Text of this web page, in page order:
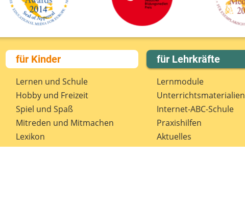
für Kinder
Lernen und Schule
Hobby und Freizeit
Spiel und Spaß
Mitreden und Mitmachen
Lexikon
Datenschutz
für Lehrkräfte
Lernmodule
Unterrichts­materialien
Internet-ABC-Schule
Praxishilfen
Aktuelles
Materialbestellung